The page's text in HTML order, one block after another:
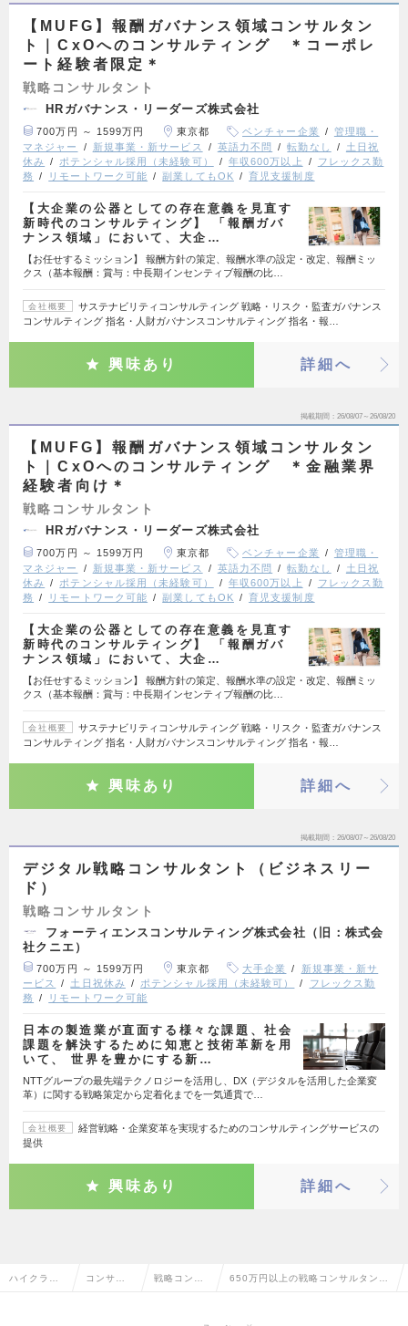
【MUFG】報酬ガバナンス領域コンサルタン
ト｜CxOへのコンサルティング ＊コーポレ
ート経験者限定＊
戦略コンサルタント
HRガバナンス・リーダーズ株式会社
700万円 ～ 1599万円 東京都 ベンチャー企業
管理職・
マネジャー
新規事業・新サービス 英語力不問 転勤なし
土日祝
休み
ポテンシャル採用（未経験可） 年収600万以上
フレックス勤
務
リモートワーク可能 副業してもOK 育児支援制度
【大企業の公器としての存在意義を見直す
新時代のコンサルティング】 「報酬ガバ
ナンス領域」において、大企…
【お任せするミッション】 報酬方針の策定、報酬水準の設定・改定、報酬ミッ
クス（基本報酬：賞与：中長期インセンティブ報酬の比…
会社概要
サステナビリティコンサルティング 戦略・リスク・監査ガバナンス
コンサルティング 指名・人財ガバナンスコンサルティング 指名・報…
興味あり 詳細へ
掲載期間 26/08/07～26/08/20
【MUFG】報酬ガバナンス領域コンサルタン
ト｜CxOへのコンサルティング ＊金融業界
経験者向け＊
戦略コンサルタント
HRガバナンス・リーダーズ株式会社
700万円 ～ 1599万円 東京都 ベンチャー企業
管理職・
マネジャー
新規事業・新サービス 英語力不問 転勤なし
土日祝
休み
ポテンシャル採用（未経験可） 年収600万以上
フレックス勤
務
リモートワーク可能 副業してもOK 育児支援制度
【大企業の公器としての存在意義を見直す
新時代のコンサルティング】 「報酬ガバ
ナンス領域」において、大企…
【お任せするミッション】 報酬方針の策定、報酬水準の設定・改定、報酬ミッ
クス（基本報酬：賞与：中長期インセンティブ報酬の比…
会社概要
サステナビリティコンサルティング 戦略・リスク・監査ガバナンス
コンサルティング 指名・人財ガバナンスコンサルティング 指名・報…
興味あり 詳細へ
掲載期間 26/08/07～26/08/20
デジタル戦略コンサルタント（ビジネスリー
ド）
戦略コンサルタント
フォーティエンスコンサルティング株式会社（旧：株式会
社クニエ）
700万円 ～ 1599万円 東京都 大手企業
新規事業・新サ
ービス
土日祝休み ポテンシャル採用（未経験可）
フレックス勤
務
リモートワーク可能
日本の製造業が直面する様々な課題、社会
課題を解決するために知恵と技術革新を用
いて、 世界を豊かにする新…
NTTグループの最先端テクノロジーを活用し、DX（デジタルを活用した企業変
革）に関する戦略策定から定着化までを一気通貫で…
会社概要
経営戦略・企業変革を実現するためのコンサルティングサービスの
提供
興味あり 詳細へ
ハイクラス コンサル 戦略コンサ 650万円以上の戦略コンサルタント